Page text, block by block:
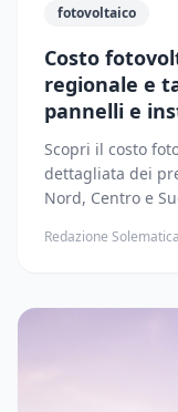
fotovoltaico
Costo
regionale e
pannelli e
Scopri il costo
dettagliata dei
Nord, Centro e
Redazione Solematica